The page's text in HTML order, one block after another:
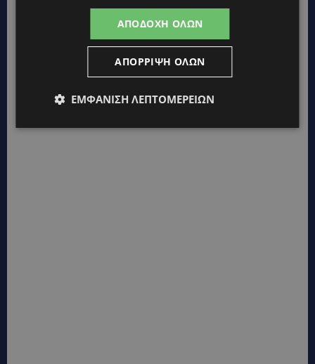
https://youtu.be/jTloYP0twOc
ΑΠΟΔΟΧΉ ΌΛΩΝ
ΑΠΌΡΡΙΨΗ ΌΛΩΝ
ΕΜΦΆΝΙΣΗ ΛΕΠΤΟΜΕΡΕΙΏΝ